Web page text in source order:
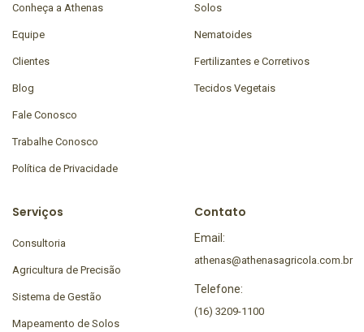
Conheça a Athenas
Equipe
Clientes
Blog
Fale Conosco
Trabalhe Conosco
Política de Privacidade
Solos
Nematoides
Fertilizantes e Corretivos
Tecidos Vegetais
Serviços
Consultoria
Agricultura de Precisão
Sistema de Gestão
Mapeamento de Solos
Contato
Email:
athenas@athenasagricola.com.br
Telefone:
(16) 3209-1100